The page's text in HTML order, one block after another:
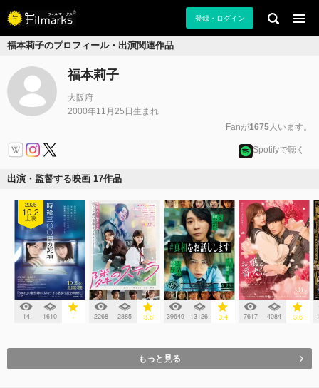
登録・ログイン
福本莉子のプロフィール・出演関連作品
福本莉子
大阪府
2000年11月25日生まれ
Fanが1675人います。
Spotifyで聴く
出演・監督する映画 17作品
2026
10.2
上映
14 1610 - 2268 2885 3.6 39649 13126 3.4 7617 4084 3.6
もっと見る